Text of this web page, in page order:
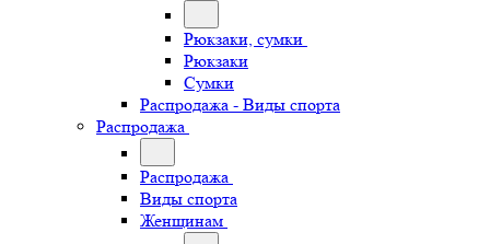
Рюкзаки, сумки
Рюкзаки
Сумки
Распродажа - Виды спорта
Распродажа
Распродажа
Виды спорта
Женщинам